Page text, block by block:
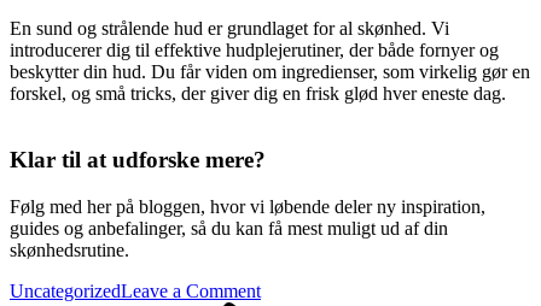
En sund og strålende hud er grundlaget for al skønhed. Vi
introducerer dig til effektive hudplejerutiner, der både fornyer og
beskytter din hud. Du får viden om ingredienser, som virkelig gør en
forskel, og små tricks, der giver dig en frisk glød hver eneste dag.
Klar til at udforske mere?
Følg med her på bloggen, hvor vi løbende deler ny inspiration,
guides og anbefalinger, så du kan få mest muligt ud af din
skønhedsrutine.
UncategorizedLeave a Commenton